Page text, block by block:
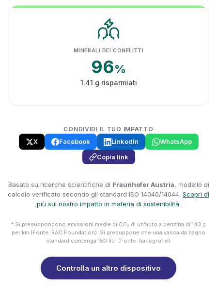
MINERALI DEI CONFLITTI
96%
1.41 g risparmiati
CONDIVIDI IL TUO IMPATTO
X Facebook LinkedIn
WhatsApp
Copia link
Basato su ricerche scientifiche di Fraunhofer Austria, modello di
calcolo verificato secondo gli standard ISO 14040/14044. Scopri di
più sul nostro impatto in materia di sostenibilità.
* Si presuppongono emissioni medie di CO₂ di un'auto a benzina di 143 g
per km (Fonte: RAC Foundation). Si presuppone che una vasca da bagno
standard contenga 150 litri (Fonte: hansgrohe).
Controlla un altro dispositivo